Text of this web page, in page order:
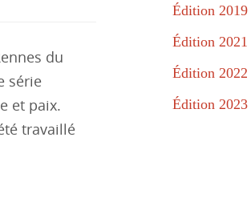
du
série
et paix.
travaillé
Édition 2019
Édition 2021
Édition 2022
Édition 2023